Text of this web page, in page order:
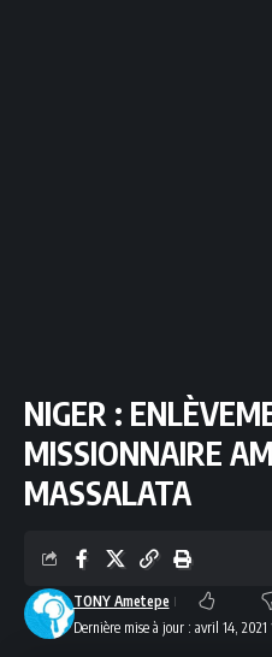
NIGER :
MISSIONNAIRE
MASSALATA
Dernière mise à jour : avril 14, 2021
TONY Ametepe